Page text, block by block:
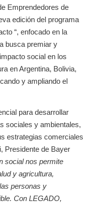
Emprendedores de
edición del programa
“, enfocado en la
busca premiar y
social en los
en Argentina, Bolivia,
y ampliando el
para desarrollar
sociales y ambientales,
estrategias comerciales
Presidente de Bayer
social nos permite
y agricultura,
personas y
Con LEGADO,